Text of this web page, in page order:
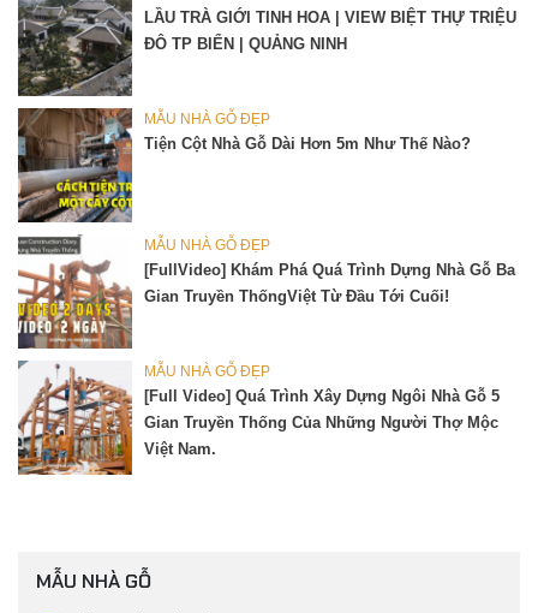
LẦU TRÀ GIỚI TINH HOA | VIEW BIỆT THỰ TRIỆU
ĐÔ TP BIỂN | QUẢNG NINH
MẪU NHÀ GỖ ĐẸP
Tiện Cột Nhà Gỗ Dài Hơn 5m Như Thế Nào?
MẪU NHÀ GỖ ĐẸP
[FullVideo] Khám Phá Quá Trình Dựng Nhà Gỗ Ba
Gian Truyền ThốngViệt Từ Đầu Tới Cuối!
MẪU NHÀ GỖ ĐẸP
[Full Video] Quá Trình Xây Dựng Ngôi Nhà Gỗ 5
Gian Truyền Thống Của Những Người Thợ Mộc
Việt Nam.
MẪU NHÀ GỖ